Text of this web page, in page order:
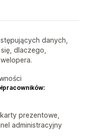
danych,
dlaczego,
prezentowe,
administracyjny